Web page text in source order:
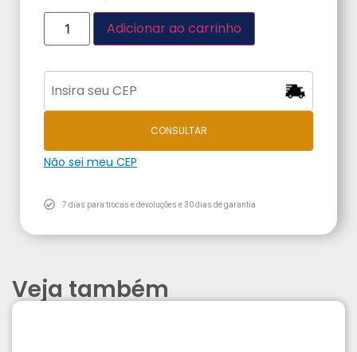
Adicionar ao carrinho
CONSULTAR
Não sei meu CEP
7 dias para trocas e devoluções e 30 dias de garantia
Veja também